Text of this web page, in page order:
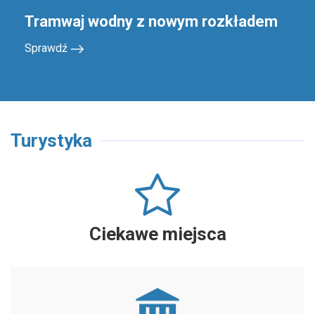
Tramwaj wodny z nowym rozkładem
Sprawdź
Turystyka
Ciekawe miejsca